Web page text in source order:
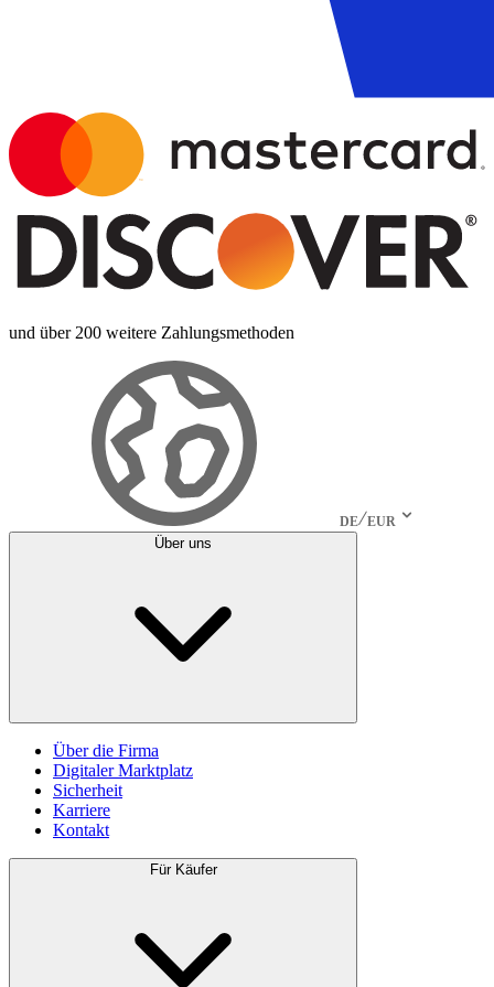
und über 200 weitere Zahlungsmethoden
DE EUR
Über uns
Über die Firma
Digitaler Marktplatz
Sicherheit
Karriere
Kontakt
Für Käufer